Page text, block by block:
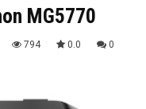
MG5770
794 0.0 0